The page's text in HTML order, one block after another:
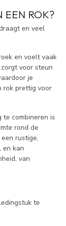
EEN ROK?
en veel
en voelt vaak
voor steun
je
rok prettig voor
te combineren is
rond de
rustige,
en kan
van
te